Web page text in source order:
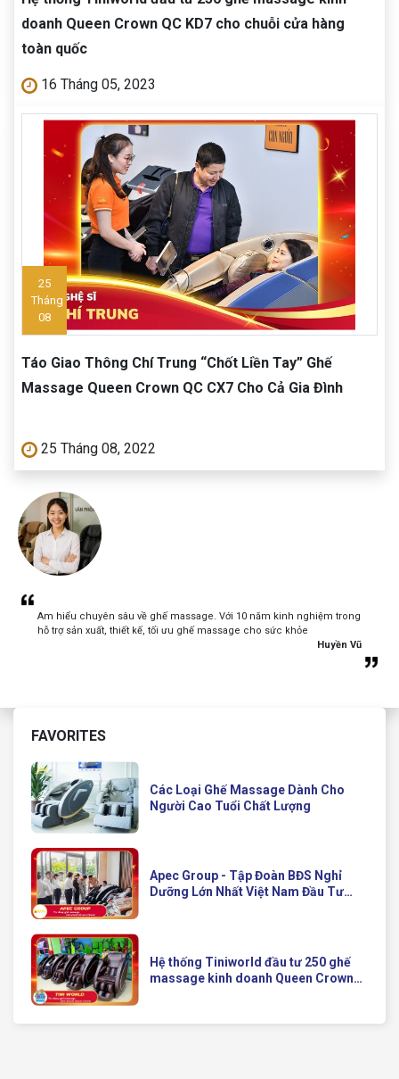
doanh Queen Crown QC KD7 cho chuỗi cửa hàng
toàn quốc
16 Tháng 05, 2023
25
Tháng
08
Táo Giao Thông Chí Trung “Chốt Liền Tay” Ghế
Massage Queen Crown QC CX7 Cho Cả Gia Đình
25 Tháng 08, 2022
Am hiểu chuyên sâu về ghế massage. Với 10 năm kinh nghiệm trong
hỗ trợ sản xuất, thiết kế, tối ưu ghế massage cho sức khỏe
Huyền Vũ
FAVORITES
Các Loại Ghế Massage Dành Cho
Người Cao Tuổi Chất Lượng
Apec Group - Tập Đoàn BĐS Nghỉ
Dưỡng Lớn Nhất Việt Nam Đầu Tư
Hệ thống Tiniworld đầu tư 250 ghế
massage kinh doanh Queen Crown